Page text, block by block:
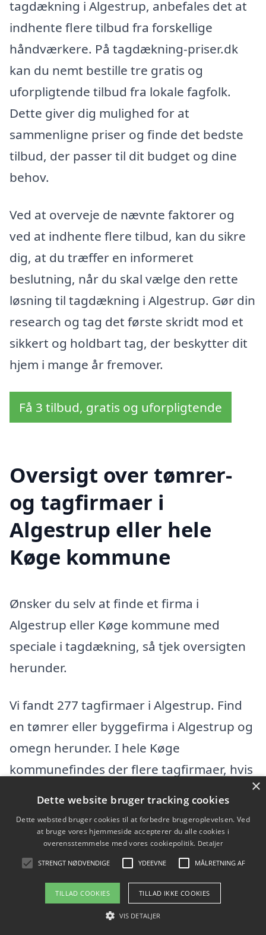
tagdækning i Algestrup, anbefales det at
indhente flere tilbud fra forskellige
håndværkere. På tagdækning-priser.dk
kan du nemt bestille tre gratis og
uforpligtende tilbud fra lokale fagfolk.
Dette giver dig mulighed for at
sammenligne priser og finde det bedste
tilbud, der passer til dit budget og dine
behov.
Ved at overveje de nævnte faktorer og
ved at indhente flere tilbud, kan du sikre
dig, at du træffer en informeret
beslutning, når du skal vælge den rette
løsning til tagdækning i Algestrup. Gør din
research og tag det første skridt mod et
sikkert og holdbart tag, der beskytter dit
hjem i mange år fremover.
Få 3 tilbud, gratis og uforpligtende
Oversigt over tømrer-
og tagfirmaer i
Algestrup eller hele
Køge kommune
Ønsker du selv at finde et firma i
Algestrup eller Køge kommune med
speciale i tagdækning, så tjek oversigten
herunder.
Vi fandt 277 tagfirmaer i Algestrup. Find
en tømrer eller byggefirma i Algestrup og
omegn herunder. I hele Køge
kommunefindes der flere tagfirmaer, hvis
Lavendelvænge 6, 4600 Køge
Ansatte:
×
Dette website bruger tracking cookies
Dette websted bruger cookies til at forbedre brugeroplevelsen. Ved
at bruge vores hjemmeside accepterer du alle cookies i
overensstemmelse med vores cookiepolitik. Detaljer
STRENGT NØDVENDIGE YDEEVNE MÅLRETNING AF
TILLAD COOKIES TILLAD IKKE COOKIES
VIS DETALJER